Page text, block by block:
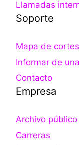
Llamadas
Soporte
Mapa de
Informar de
Contacto
Empresa
Archivo público
Carreras